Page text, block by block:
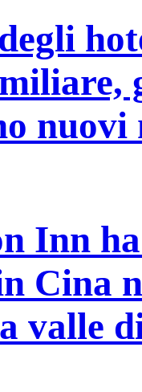
nuovi
Inn
Cina
valle